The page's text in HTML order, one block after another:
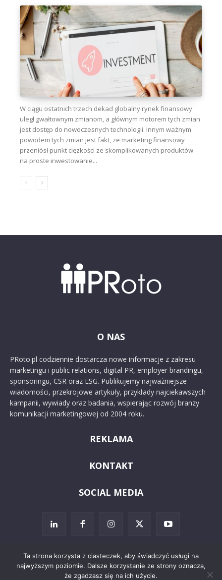
W ciągu ostatnich trzech dekad globalny rynek finansowy
uległ gwałtownym zmianom, a głównym motorem tych zmian
jest dostęp do nowoczesnych technologii. Innym ważnym
powodem tych zmian jest fakt, że marketing finansowy
przeniósł punkt ciężkości ze skomplikowanych produktów
na proste inwestowanie...
O NAS
PRoto.pl codziennie dostarcza nowe informacje z zakresu
marketingu i public relations, digital PR, employer brandingu,
sponsoringu, CSR oraz ESG. Publikujemy najważniejsze
wiadomości, przekrojowe artykuły, przykłady najciekawszych
kampanii, wywiady oraz badania, wspierając rozwój branży
komunikacji marketingowej od 2004 roku.
REKLAMA
KONTAKT
SOCIAL MEDIA
Ta strona korzysta z ciasteczek, aby świadczyć usługi na
najwyższym poziomie. Dalsze korzystanie ze strony oznacza,
że zgadzasz się na ich użycie.